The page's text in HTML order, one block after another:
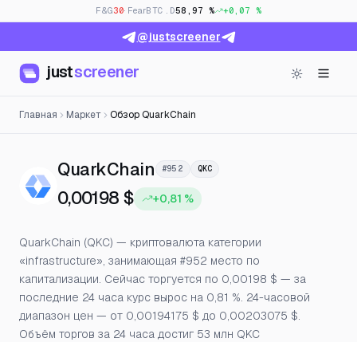
F&G30· FearBTC.D58,97 % +0,07 %
@justscreener
justscreener
Главная Маркет Обзор QuarkChain
QuarkChain — Цена, открытый
#952 QKC
0,00198 $ +0,81 %
QuarkChain (QKC) — криптовалюта категории
«infrastructure», занимающая #952 место по
капитализации. Сейчас торгуется по 0,00198 $ — за
последние 24 часа курс вырос на 0,81 %. 24-часовой
диапазон цен — от 0,00194175 $ до 0,00203075 $.
Объём торгов за 24 часа достиг 53 млн QKC